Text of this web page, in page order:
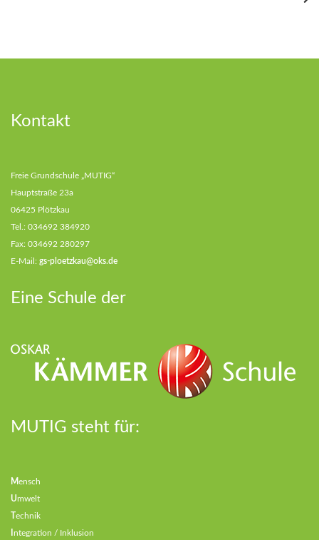
Kontakt
Freie Grundschule „MUTIG“
Hauptstraße 23a
06425 Plötzkau
Tel.: 034692 384920
Fax: 034692 280297
E-Mail: gs-ploetzkau@oks.de
Eine Schule der
MUTIG steht für:
Mensch
Umwelt
Technik
ntegration / Inklusion